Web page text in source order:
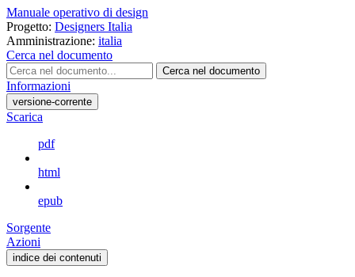
Manuale operativo di design
Progetto: Designers Italia
Amministrazione: italia
Cerca nel documento
Cerca nel documento
Informazioni
versione-corrente
Scarica
pdf
html
epub
Sorgente
Azioni
indice dei contenuti